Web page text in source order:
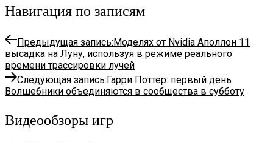
Навигация по записям
Предыдущая запись: Моделях от Nvidia Аполлон 11
высадка на Луну, используя в режиме реального
времени трассировки лучей
Следующая запись: Гарри Поттер: первый день
Волшебники объединяются в сообщества в субботу
Видеообзоры игр